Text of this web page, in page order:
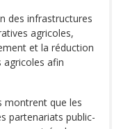
des infrastructures
agricoles,
et la réduction
agricoles afin
montrent que les
partenariats public-